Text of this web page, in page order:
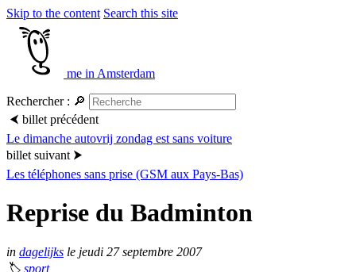
Skip to the content Search this site
me in Amsterdam
Rechercher : 🔎
⮜ billet précédent
Le dimanche autovrij zondag est sans voiture
billet suivant ⮞
Les téléphones sans prise (GSM aux Pays-Bas)
Reprise du Badminton
in dagelijks le jeudi 27 septembre 2007
🏷 sport